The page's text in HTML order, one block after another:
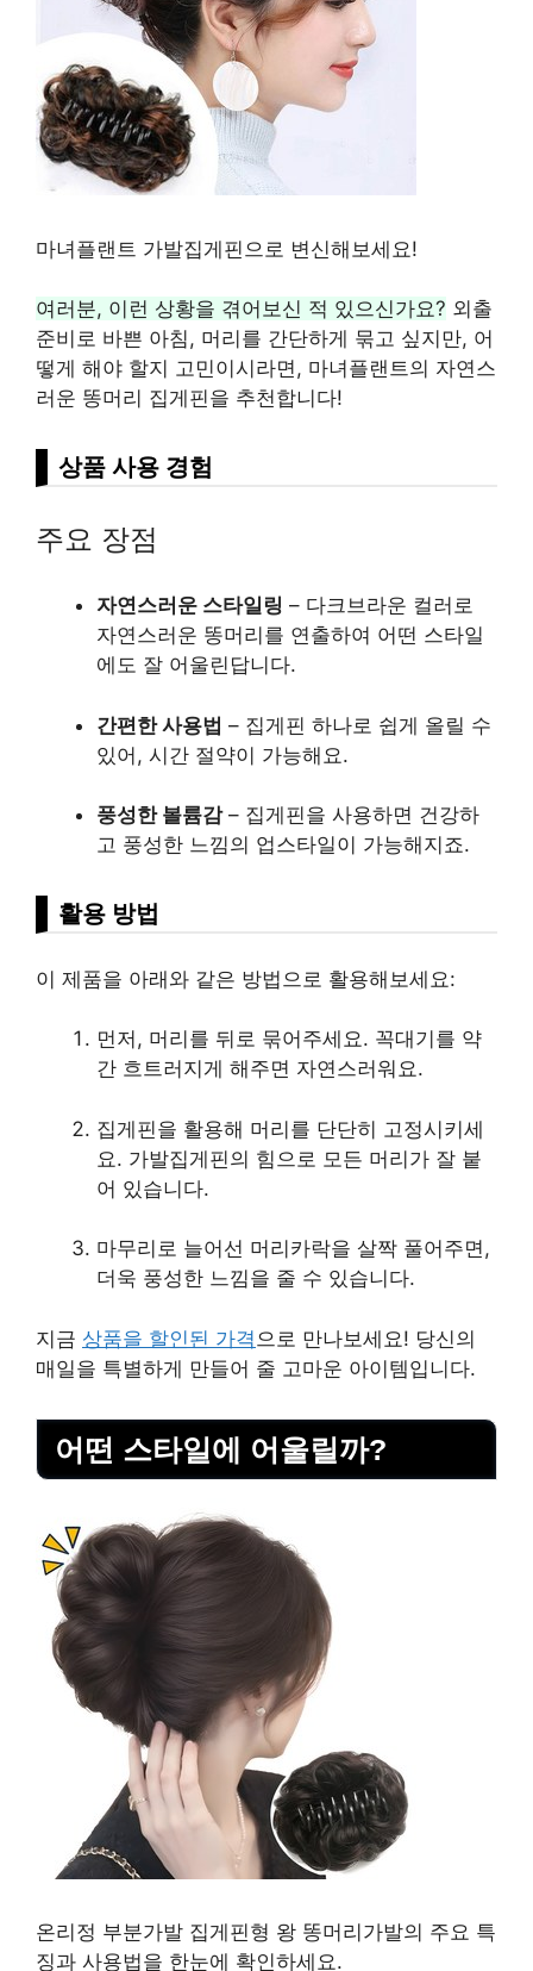
마녀플랜트 가발집게핀으로 변신해보세요!
여러분, 이런 상황을 겪어보신 적 있으신가요? 외출
준비로 바쁜 아침, 머리를 간단하게 묶고 싶지만, 어
떻게 해야 할지 고민이시라면, 마녀플랜트의 자연스
러운 똥머리 집게핀을 추천합니다!
상품 사용 경험
주요 장점
자연스러운 스타일링 – 다크브라운 컬러로
자연스러운 똥머리를 연출하여 어떤 스타일
에도 잘 어울린답니다.
간편한 사용법 – 집게핀 하나로 쉽게 올릴 수
있어, 시간 절약이 가능해요.
풍성한 볼륨감– 집게핀을 사용하면 건강하
고 풍성한 느낌의 업스타일이 가능해지죠.
활용 방법
이 제품을 아래와 같은 방법으로 활용해보세요:
먼저, 머리를 뒤로 묶어주세요. 꼭대기를 약
간 흐트러지게 해주면 자연스러워요.
집게핀을 활용해 머리를 단단히 고정시키세
요. 가발집게핀의 힘으로 모든 머리가 잘 붙
어 있습니다.
마무리로 늘어선 머리카락을 살짝 풀어주면,
더욱 풍성한 느낌을 줄 수 있습니다.
지금 상품을 할인된 가격 으로 만나보세요! 당신의
매일을 특별하게 만들어 줄 고마운 아이템입니다.
어떤 스타일에 어울릴까?
온리정 부분가발 집게핀형 왕 똥머리가발의 주요 특
징과 사용법을 한눈에 확인하세요.